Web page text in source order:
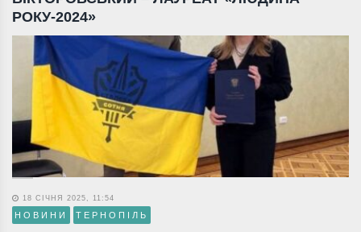
РОКУ-2024»
18 СІЧНЯ 2025, 11:54
НОВИНИ ТЕРНОПІЛЬ